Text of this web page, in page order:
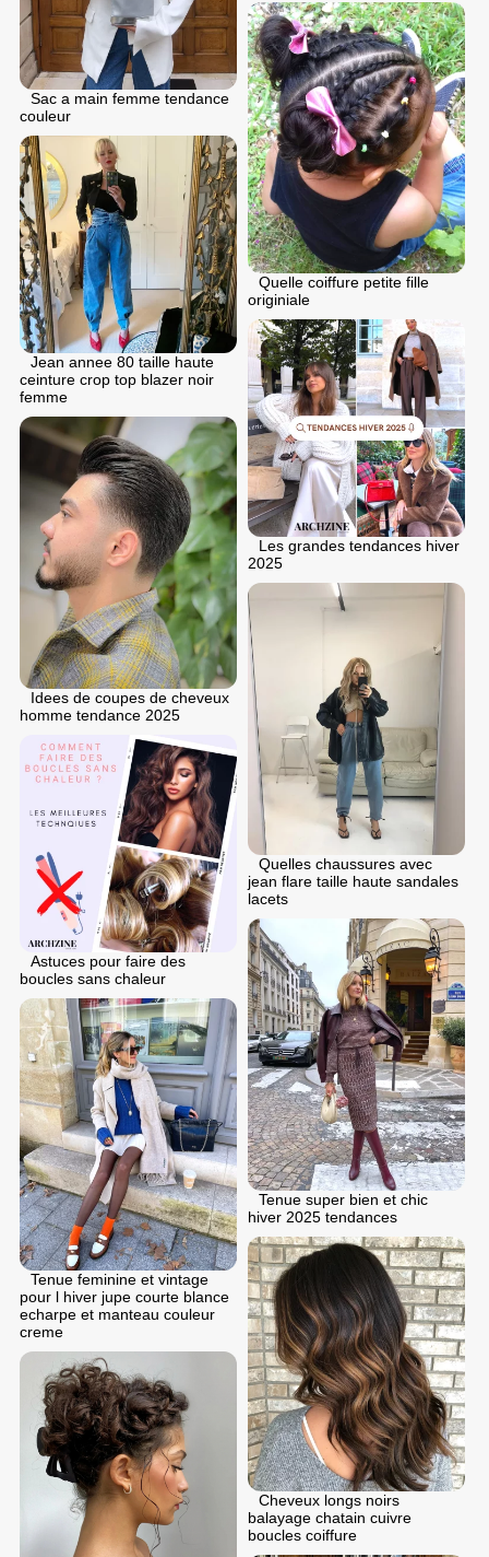
Sac a main femme tendance
couleur
Quelle coiffure petite fille
originiale
Jean annee 80 taille haute
ceinture crop top blazer noir
femme
Les grandes tendances hiver
2025
Idees de coupes de cheveux
homme tendance 2025
Quelles chaussures avec
jean flare taille haute sandales
lacets
Astuces pour faire des
boucles sans chaleur
Tenue super bien et chic
hiver 2025 tendances
Tenue feminine et vintage
pour l hiver jupe courte blance
echarpe et manteau couleur
creme
Cheveux longs noirs
balayage chatain cuivre
boucles coiffure